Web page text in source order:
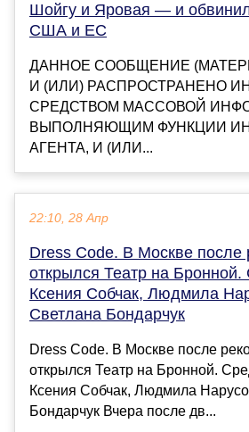
Шойгу и Яровая — и
США и ЕС
ДАННОЕ СООБЩЕНИЕ
И (ИЛИ) РАСПРОСТРАНЕНО
СРЕДСТВОМ МАССОВОЙ
ВЫПОЛНЯЮЩИМ ФУНКЦИИ
АГЕНТА, И (ИЛИ...
22:10, 28 Апр
Dress Code. В Москве после
открылся Театр на
Ксения Собчак, Людмила
Светлана Бондарчук
Dress Code. В Москве после
открылся Театр на Бронной.
Ксения Собчак, Людмила
Бондарчук Вчера после дв...